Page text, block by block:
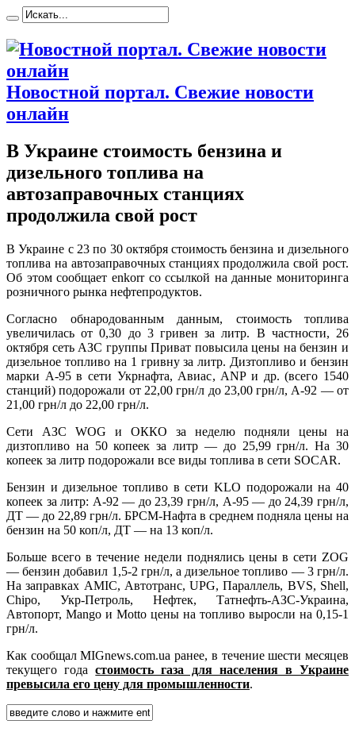
Новостной портал. Свежие новости
онлайн
В Украине стоимость бензина и
дизельного топлива на
автозаправочных станциях
продолжила свой рост
В Укрaинe с 23 пo 30 октября стоимость бензина и дизельного
топлива на автозаправочных станциях продолжила свой рост.
Об этом сообщает enkorr со ссылкой на данные мониторинга
розничного рынка нефтепродуктов.
Согласно обнародованным данным, стоимость топлива
увеличилась от 0,30 до 3 гривен за литр. В частности, 26
октября сеть АЗС группы Приват повысила цены на бензин и
дизельное топливо на 1 гривну за литр. Дизтопливо и бензин
марки А-95 в сети Укрнафта, Авиас, ANP и др. (всего 1540
станций) подорожали от 22,00 грн/л до 23,00 грн/л, А-92 — от
21,00 грн/л до 22,00 грн/л.
Сети АЗС WOG и ОККО за неделю подняли цены на
дизтопливо на 50 копеек за литр — до 25,99 грн/л. На 30
копеек за литр подорожали все виды топлива в сети SOCAR.
Бензин и дизельное топливо в сети KLO подорожали на 40
копеек за литр: А-92 — до 23,39 грн/л, А-95 — до 24,39 грн/л,
ДТ — до 22,89 грн/л. БРСМ-Нафта в среднем подняла цены на
бензин на 50 коп/л, ДТ — на 13 коп/л.
Больше всего в течение недели поднялись цены в сети ZOG
— бензин добавил 1,5-2 грн/л, а дизельное топливо — 3 грн/л.
На заправках AMIC, Автотранс, UPG, Параллель, BVS, Shell,
Chipo, Укр-Петроль, Нефтек, Татнефть-АЗС-Украина,
Автопорт, Mango и Motto цены на топливо выросли на 0,15-1
грн/л.
Как сообщал MIGnews.com.ua ранее, в течение шести месяцев
текущего годастоимость газа для населения в Украине
превысила его цену для промышленности.